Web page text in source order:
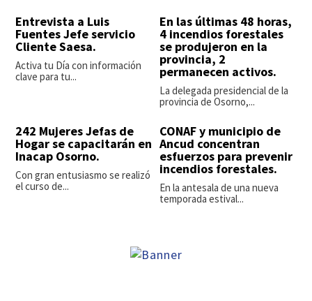
Entrevista a Luis
Fuentes Jefe servicio
Cliente Saesa.
Activa tu Día con información
clave para tu...
En las últimas 48 horas,
4 incendios forestales
se produjeron en la
provincia, 2
permanecen activos.
La delegada presidencial de la
provincia de Osorno,...
242 Mujeres Jefas de
Hogar se capacitarán en
Inacap Osorno.
Con gran entusiasmo se realizó
el curso de...
CONAF y municipio de
Ancud concentran
esfuerzos para prevenir
incendios forestales.
En la antesala de una nueva
temporada estival...